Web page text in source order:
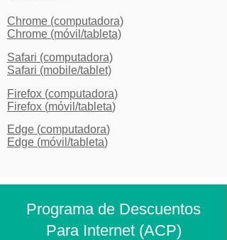
Chrome (computadora)
Chrome (móvil/tableta)
Safari (computadora)
Safari (mobile/tablet)
Firefox (computadora)
Firefox (móvil/tableta)
Edge (computadora)
Edge (móvil/tableta)
Programa de Descuentos
Para Internet (ACP)